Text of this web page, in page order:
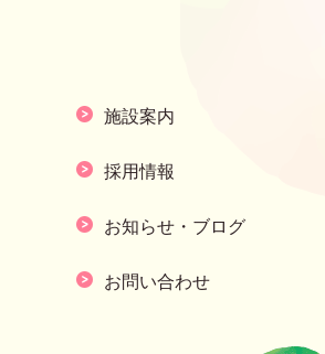
施設案内
採用情報
お知らせ・ブログ
お問い合わせ